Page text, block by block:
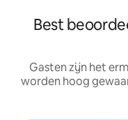
Best
Gasten zijn het
worden hoog